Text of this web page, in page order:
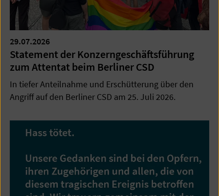
29.07.2026
Statement der Konzerngeschäftsführung
zum Attentat beim Berliner CSD
In tiefer Anteilnahme und Erschütterung über den
Angriff auf den Berliner CSD am 25. Juli 2026.